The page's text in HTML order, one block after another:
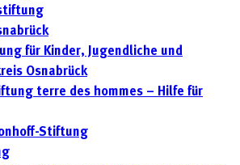
für Kinder, Jugendliche und
Osnabrück
terre des hommes – Hilfe für
Stiftung